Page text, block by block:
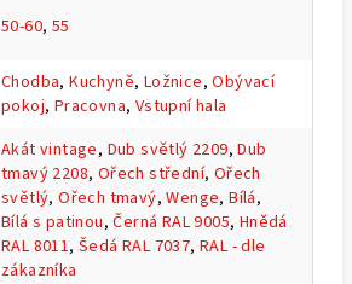
50-60, 55
Chodba,Kuchyně, Ložnice,Obývací
pokoj, Pracovna, Vstupní hala
Akát vintage, Dub světlý 2209,Dub
tmavý 2208, Ořech střední, Ořech
světlý,Ořech tmavý,Wenge,Bílá,
Bílá s patinou,Černá RAL 9005, Hnědá
RAL 8011,Šedá RAL 7037,RAL - dle
zákazníka